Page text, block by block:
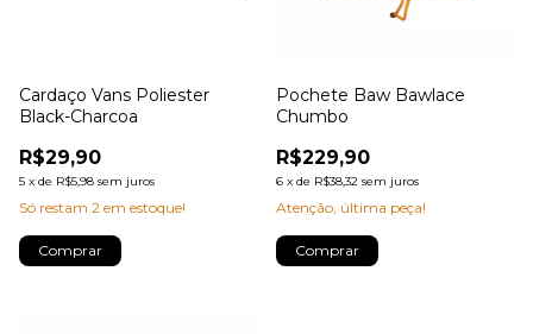
Cardaço Vans Poliester
Black-Charcoa
R$29,90
5 x de R$5,98 sem juros
Só restam 2 em estoque!
Comprar
Pochete Baw Bawlace
Chumbo
R$229,90
6 x de R$38,32 sem juros
Atenção, última peça!
Comprar